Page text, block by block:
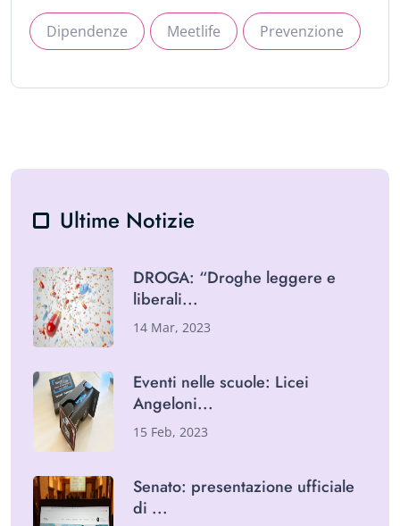
Dipendenze Meetlife Prevenzione
Ultime Notizie
DROGA: “Droghe leggere e
liberali
14 Mar, 2023
Eventi nelle scuole: Licei
Angeloni
15 Feb, 2023
Senato: presentazione ufficiale
di